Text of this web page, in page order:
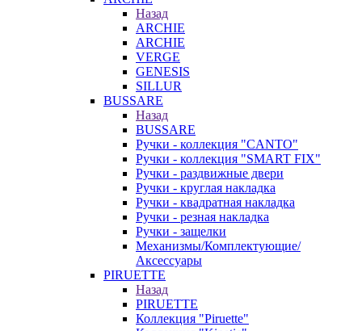
Назад
ARCHIE
ARCHIE
VERGE
GENESIS
SILLUR
BUSSARE
Назад
BUSSARE
Ручки - коллекция "CANTO"
Ручки - коллекция "SMART FIX"
Ручки - раздвижные двери
Ручки - круглая накладка
Ручки - квадратная накладка
Ручки - резная накладка
Ручки - защелки
Механизмы/Комплектующие/
Аксессуары
PIRUETTE
Назад
PIRUETTE
Коллекция "Piruette"